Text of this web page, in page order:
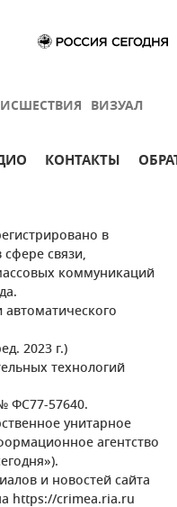
ВИЗУАЛ
КОНТАКТЫ
в
связи,
коммуникаций
2023 г.)
технологий
ФС77-57640.
унитарное
агентство
и новостей сайта
https://crimea.ria.ru